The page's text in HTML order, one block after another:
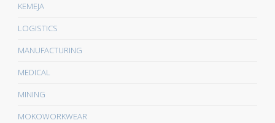
KEMEJA
LOGISTICS
MANUFACTURING
MEDICAL
MINING
MOKOWORKWEAR